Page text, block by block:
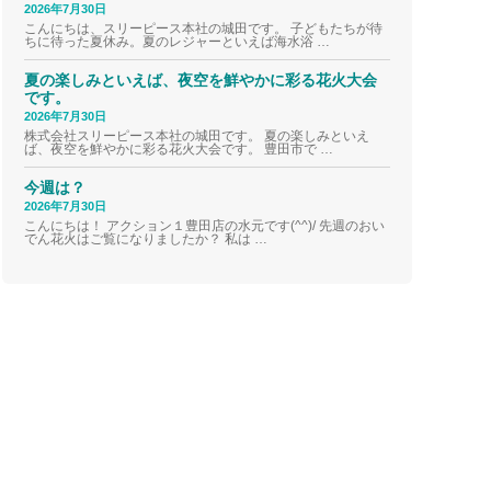
2026年7月30日
こんにちは、スリーピース本社の城田です。 子どもたちが待
ちに待った夏休み。夏のレジャーといえば海水浴 …
夏の楽しみといえば、夜空を鮮やかに彩る花火大会
です。
2026年7月30日
株式会社スリーピース本社の城田です。 夏の楽しみといえ
ば、夜空を鮮やかに彩る花火大会です。 豊田市で …
今週は？
2026年7月30日
こんにちは！ アクション１豊田店の水元です(^^)/ 先週のおい
でん花火はご覧になりましたか？ 私は …